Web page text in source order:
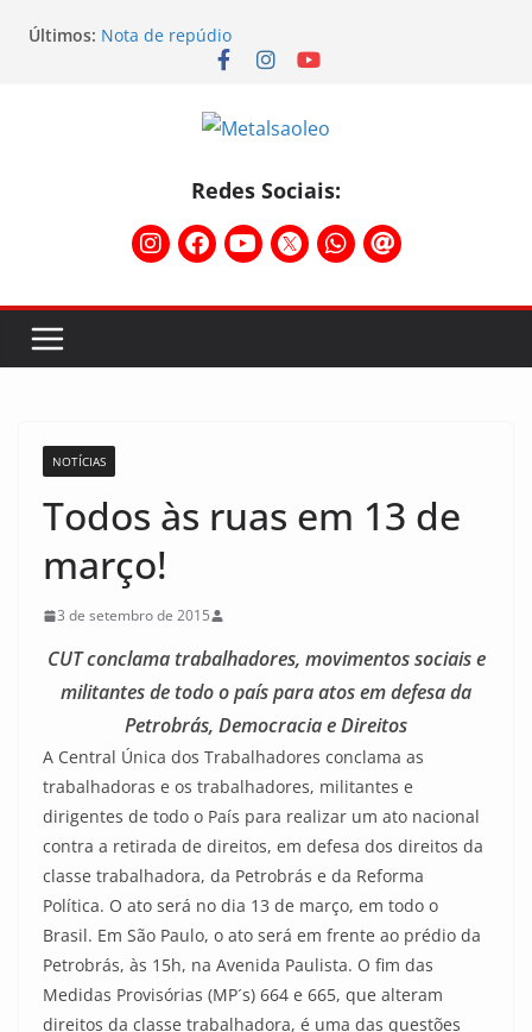
Últimos: Nota de repúdio
Conselho Diretivo da CNM/CUT debate indústria e
Physioclinic: parceira do Sindicato
Assembleia na Taurus – Campanha salarial
Assembleia na Taurus fortalece campanha
salarial e mostra a força da categoria que exige
reajuste
Redes Sociais:
NOTÍCIAS
Todos às ruas em 13 de
março!
3 de setembro de 2015
CUT conclama trabalhadores, movimentos sociais e
militantes de todo o país para atos em defesa da
Petrobrás, Democracia e Direitos
A Central Única dos Trabalhadores conclama as
trabalhadoras e os trabalhadores, militantes e
dirigentes de todo o País para realizar um ato nacional
contra a retirada de direitos, em defesa dos direitos da
classe trabalhadora, da Petrobrás e da Reforma
Política. O ato será no dia 13 de março, em todo o
Brasil. Em São Paulo, o ato será em frente ao prédio da
Petrobrás, às 15h, na Avenida Paulista. O fim das
Medidas Provisórias (MP´s) 664 e 665, que alteram
direitos da classe trabalhadora, é uma das questões